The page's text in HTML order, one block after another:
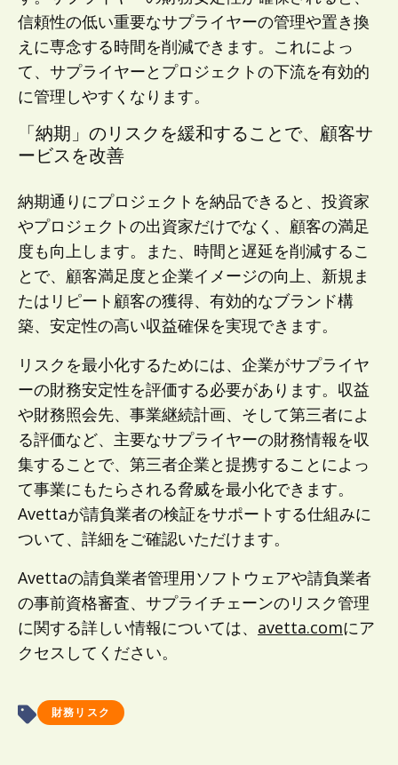
信頼性の低い重要なサプライヤーの管理や置き換
えに専念する時間を削減できます。これによっ
て、サプライヤーとプロジェクトの下流を有効的
に管理しやすくなります。
「納期」のリスクを緩和することで、顧客サ
ービスを改善
納期通りにプロジェクトを納品できると、投資家
やプロジェクトの出資家だけでなく、顧客の満足
度も向上します。また、時間と遅延を削減するこ
とで、顧客満足度と企業イメージの向上、新規ま
たはリピート顧客の獲得、有効的なブランド構
築、安定性の高い収益確保を実現できます。
リスクを最小化するためには、企業がサプライヤ
ーの財務安定性を評価する必要があります。収益
や財務照会先、事業継続計画、そして第三者によ
る評価など、主要なサプライヤーの財務情報を収
集することで、第三者企業と提携することによっ
て事業にもたらされる脅威を最小化できます。
Avettaが請負業者の検証をサポートする仕組みに
ついて、詳細をご確認いただけます。
Avettaの請負業者管理用ソフトウェアや請負業者
の事前資格審査、サプライチェーンのリスク管理
に関する詳しい情報については、 avetta.comにア
クセスしてください。
財務リスク